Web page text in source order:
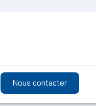
Nous contacter